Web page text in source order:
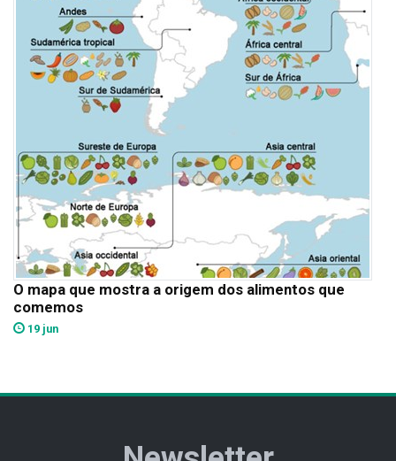
O mapa que mostra a origem dos alimentos que
comemos
19 jun